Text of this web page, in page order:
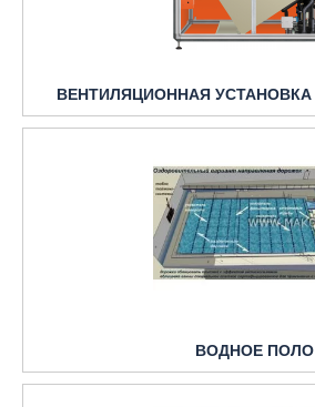
ВЕНТИЛЯЦИОННАЯ УСТАНОВКА
ВОДНОЕ ПОЛО